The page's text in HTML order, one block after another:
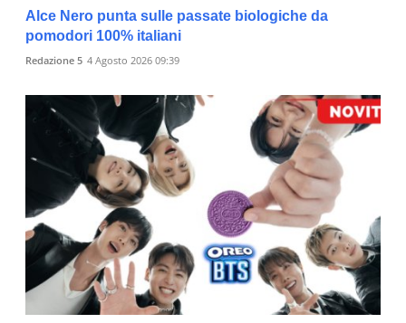
Alce Nero punta sulle passate biologiche da
pomodori 100% italiani
Redazione 5 4 Agosto 2026 09:39